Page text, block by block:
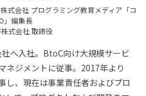
式会社 プログラミング教育メディア「コ
」編集長
式会社 取締役
へ入社。BtoC向け大規模サービ
ネジメントに従事。2017年より
し、現在は事業責任者およびプロ